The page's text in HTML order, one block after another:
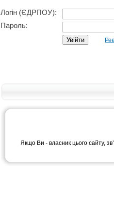
Логін (ЄДРПОУ):
Пароль:
Якщо Ви - власник цього сайту,